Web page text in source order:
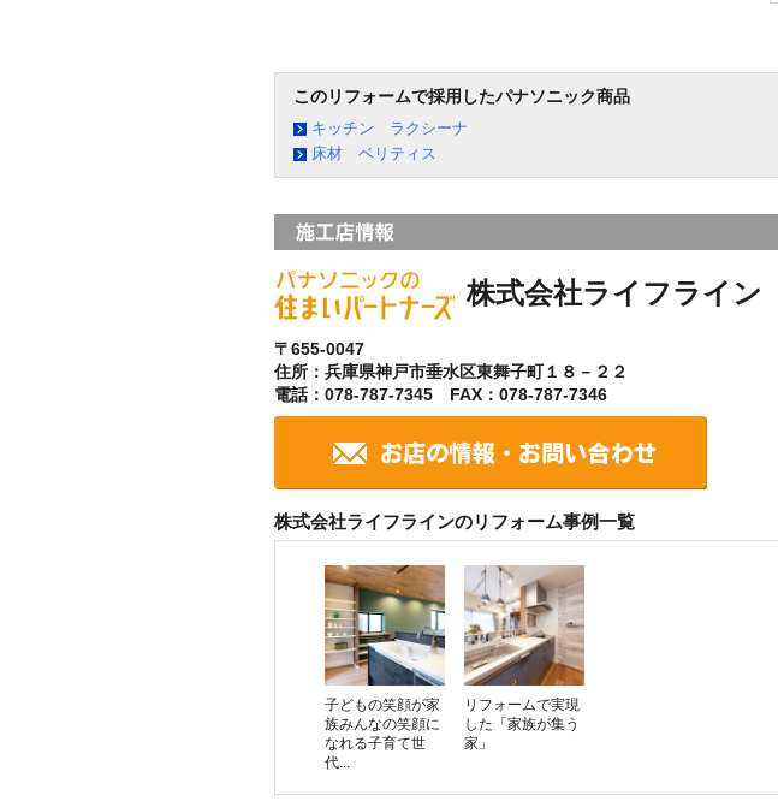
このリフォームで採用したパナソニック商品
キッチン ラクシーナ
床材 ベリティス
株式会社ライフライン
〒655-0047
住所：兵庫県神戸市垂水区東舞子町１８－２２
電話：078-787-7345 FAX：078-787-7346
株式会社ライフラインのリフォーム事例一覧
子どもの笑顔が家
族みんなの笑顔に
なれる子育て世
代...
リフォームで実現
した「家族が集う
家」